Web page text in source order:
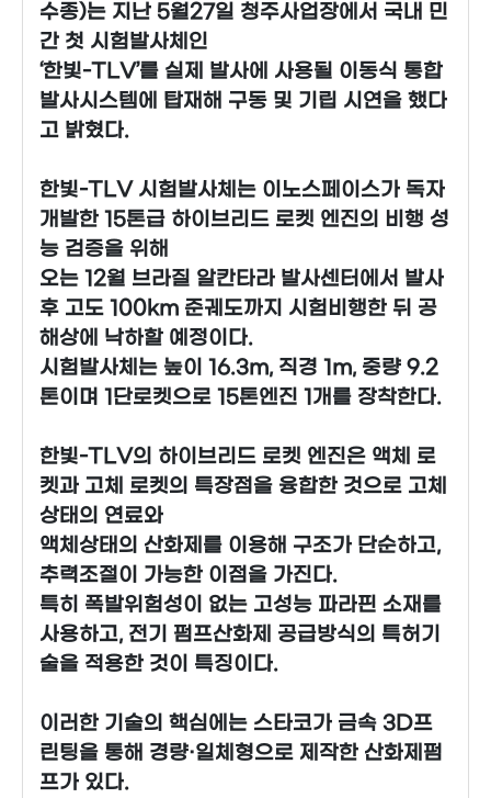
수종)는 지난 5월27일 청주사업장에서 국내 민
간 첫 시험발사체인
‘한빛-TLV’를 실제 발사에 사용될 이동식 통합
발사시스템에 탑재해 구동 및 기립 시연을 했다
고 밝혔다.
한빛-TLV 시험발사체는 이노스페이스가 독자
개발한 15톤급 하이브리드 로켓 엔진의 비행 성
능 검증을 위해
오는 12월 브라질 알칸타라 발사센터에서 발사
후 고도 100km 준궤도까지 시험비행한 뒤 공
해상에 낙하할 예정이다.
시험발사체는 높이 16.3m, 직경 1m, 중량 9.2
톤이며 1단로켓으로 15톤엔진 1개를 장착한다.
한빛-TLV의 하이브리드 로켓 엔진은 액체 로
켓과 고체 로켓의 특장점을 융합한 것으로 고체
상태의 연료와
액체상태의 산화제를 이용해 구조가 단순하고,
추력조절이 가능한 이점을 가진다.
특히 폭발위험성이 없는 고성능 파라핀 소재를
사용하고, 전기 펌프산화제 공급방식의 특허기
술을 적용한 것이 특징이다.
이러한 기술의 핵심에는 스타코가 금속 3D프
린팅을 통해 경량·일체형으로 제작한 산화제펌
프가 있다.